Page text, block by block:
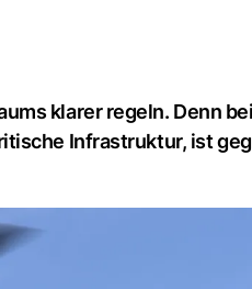
klarer regeln. Denn bei
Infrastruktur, ist